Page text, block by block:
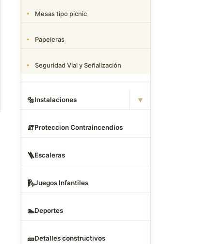
Mesas tipo picnic
Papeleras
Seguridad Vial y Señalización
🔩Instalaciones ▾
🧯Proteccion Contraincendios
🪜Escaleras
🛝Juegos Infantiles
🏊Deportes
🧱Detalles constructivos